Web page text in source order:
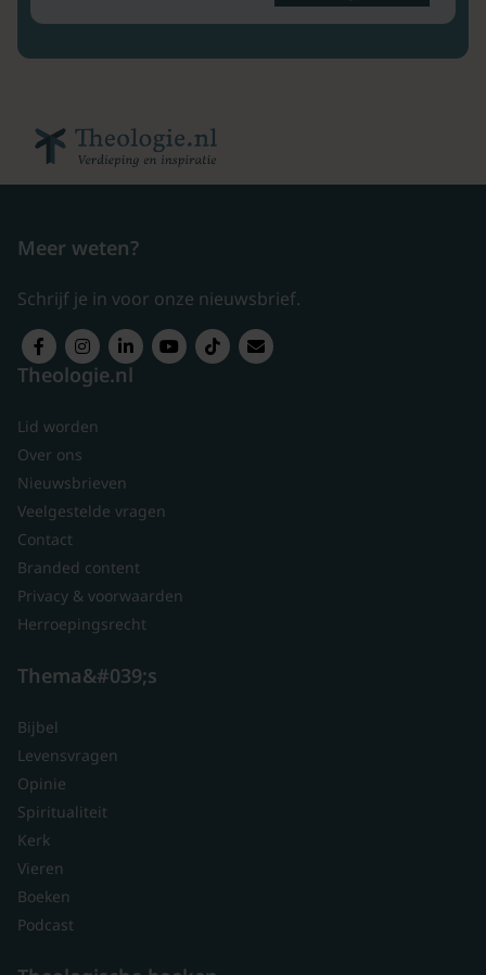
Meer weten?
Schrijf je in voor onze nieuwsbrief.
Theologie.nl
Lid worden
Over ons
Nieuwsbrieven
Veelgestelde vragen
Contact
Branded content
Privacy & voorwaarden
Herroepingsrecht
Thema&#039;s
Bijbel
Levensvragen
Opinie
Spiritualiteit
Kerk
Vieren
Boeken
Podcast